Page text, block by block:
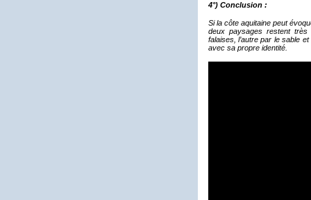
4°) Conclusion :
Si la côte aquitaine peut
deux paysages restent
falaises, l’autre par le sable
avec sa propre identité.